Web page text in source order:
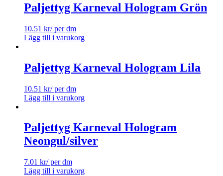
Paljettyg Karneval Hologram Grön
10.51 kr/ per dm
Lägg till i varukorg
Paljettyg Karneval Hologram Lila
10.51 kr/ per dm
Lägg till i varukorg
Paljettyg Karneval Hologram
Neongul/silver
7.01 kr/ per dm
Lägg till i varukorg